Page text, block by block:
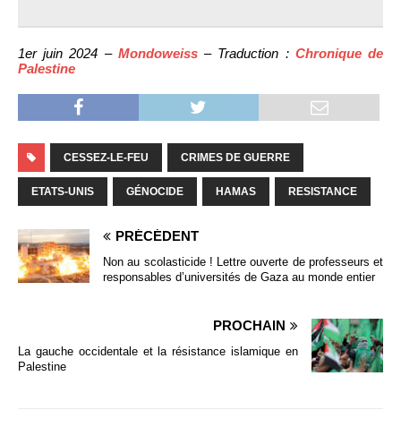
1er juin 2024 – Mondoweiss– Traduction : Chronique de
Palestine
CESSEZ-LE-FEU CRIMES DE GUERRE
ETATS-UNIS GÉNOCIDE HAMAS RESISTANCE
PRÉCÉDENT
Non au scolasticide ! Lettre ouverte de professeurs et
responsables d’universités de Gaza au monde entier
PROCHAIN
La gauche occidentale et la résistance islamique en
Palestine